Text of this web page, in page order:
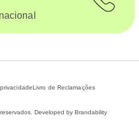
Developed by Brandability
Livro de Reclamações